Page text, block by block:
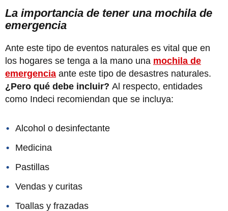
La importancia de tener una mochila de
emergencia
Ante este tipo de eventos naturales es vital que en
los hogares se tenga a la mano una mochila de
emergencia ante este tipo de desastres naturales.
¿Pero qué debe incluir? Al respecto, entidades
como Indeci recomiendan que se incluya:
Alcohol o desinfectante
Medicina
Pastillas
Vendas y curitas
Toallas y frazadas